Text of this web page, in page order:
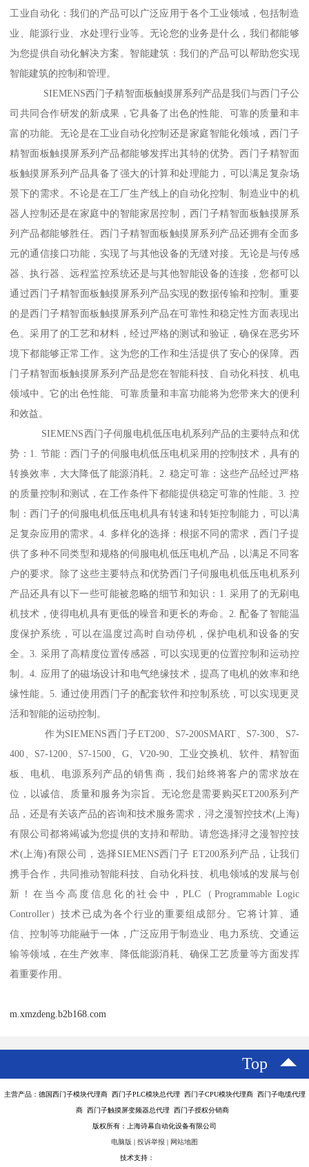
工业自动化：我们的产品可以广泛应用于各个工业领域，包括制造
业、能源行业、水处理行业等。无论您的业务是什么，我们都能够
为您提供自动化解决方案。智能建筑：我们的产品可以帮助您实现
智能建筑的控制和管理。
SIEMENS西门子精智面板触摸屏系列产品是我们与西门子公
司共同合作研发的新成果，它具备了出色的性能、可靠的质量和丰
富的功能。无论是在工业自动化控制还是家庭智能化领域，西门子
精智面板触摸屏系列产品都能够发挥出其特的优势。西门子精智面
板触摸屏系列产品具备了强大的计算和处理能力，可以满足复杂场
景下的需求。不论是在工厂生产线上的自动化控制、制造业中的机
器人控制还是在家庭中的智能家居控制，西门子精智面板触摸屏系
列产品都能够胜任。西门子精智面板触摸屏系列产品还拥有全面多
元的通信接口功能，实现了与其他设备的无缝对接。无论是与传感
器、执行器、远程监控系统还是与其他智能设备的连接，您都可以
通过西门子精智面板触摸屏系列产品实现的数据传输和控制。重要
的是西门子精智面板触摸屏系列产品在可靠性和稳定性方面表现出
色。采用了的工艺和材料，经过严格的测试和验证，确保在恶劣环
境下都能够正常工作。这为您的工作和生活提供了安心的保障。西
门子精智面板触摸屏系列产品是您在智能科技、自动化科技、机电
领域中。它的出色性能、可靠质量和丰富功能将为您带来大的便利
和效益。
SIEMENS西门子伺服电机低压电机系列产品的主要特点和优
势：1. 节能：西门子的伺服电机低压电机采用的控制技术，具有的
转换效率，大大降低了能源消耗。2. 稳定可靠：这些产品经过严格
的质量控制和测试，在工作条件下都能提供稳定可靠的性能。3. 控
制：西门子的伺服电机低压电机具有转速和转矩控制能力，可以满
足复杂应用的需求。4. 多样化的选择：根据不同的需求，西门子提
供了多种不同类型和规格的伺服电机低压电机产品，以满足不同客
户的要求。除了这些主要特点和优势西门子伺服电机低压电机系列
产品还具有以下一些可能被忽略的细节和知识：1. 采用了的无刷电
机技术，使得电机具有更低的噪音和更长的寿命。2. 配备了智能温
度保护系统，可以在温度过高时自动停机，保护电机和设备的安
全。3. 采用了高精度位置传感器，可以实现更的位置控制和运动控
制。4. 应用了的磁场设计和电气绝缘技术，提髙了电机的效率和绝
缘性能。5. 通过使用西门子的配套软件和控制系统，可以实现更灵
活和智能的运动控制。
作为SIEMENS西门子ET200、S7-200SMART、S7-300、S7-
400、S7-1200、S7-1500、G、V20-90、工业交换机、软件、精智面
板、电机、电源系列产品的销售商，我们始终将客户的需求放在
位，以诚信、质量和服务为宗旨。无论您是需要购买ET200系列产
品，还是有关该产品的咨询和技术服务需求，浔之漫智控技术(上海)
有限公司都将竭诚为您提供的支持和帮助。请您选择浔之漫智控技
术(上海)有限公司，选择SIEMENS西门子 ET200系列产品，让我们
携手合作，共同推动智能科技、自动化科技、机电领域的发展与创
新！在当今高度信息化的社会中，PLC（Programmable Logic
Controller）技术已成为各个行业的重要组成部分。它将计算、通
信、控制等功能融于一体，广泛应用于制造业、电力系统、交通运
输等领域，在生产效率、降低能源消耗、确保工艺质量等方面发挥
着重要作用。
m.xmzdeng.b2b168.com
Top
主营产品：德国西门子模块代理商 西门子PLC模块总代理 西门子CPU模块代理商 西门子电缆代理
商 西门子触摸屏变频器总代理 西门子授权分销商
版权所有：上海诗幕自动化设备有限公司
电脑版 | 投诉举报 | 网站地图
技术支持：